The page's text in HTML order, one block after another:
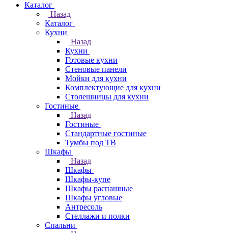
Каталог
Назад
Каталог
Кухни
Назад
Кухни
Готовые кухни
Стеновые панели
Мойки для кухни
Комплектующие для кухни
Столешницы для кухни
Гостиные
Назад
Гостиные
Стандартные гостиные
Тумбы под ТВ
Шкафы
Назад
Шкафы
Шкафы-купе
Шкафы распашные
Шкафы угловые
Антресоль
Стеллажи и полки
Спальни